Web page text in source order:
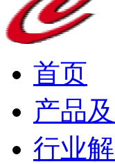
首页
产品
行业